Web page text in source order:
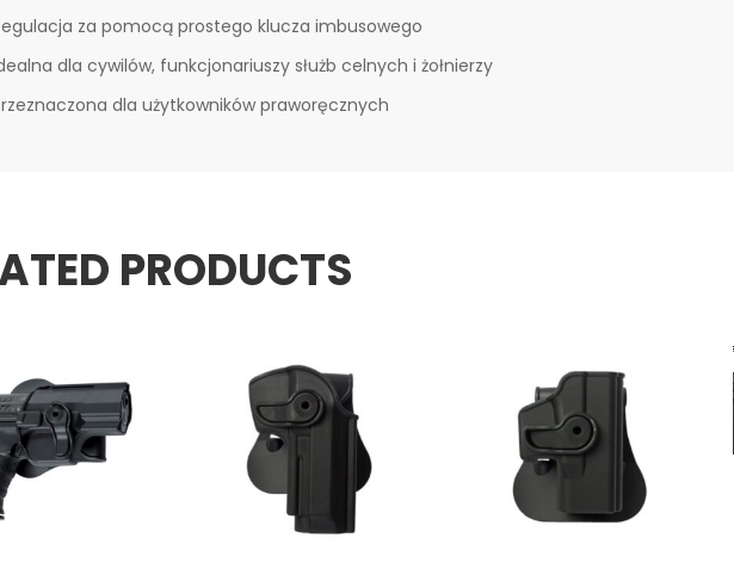
za pomocą prostego klucza imbusowego
dla cywilów, funkcjonariuszy służb celnych i żołnierzy
dla użytkowników praworęcznych
PRODUCTS